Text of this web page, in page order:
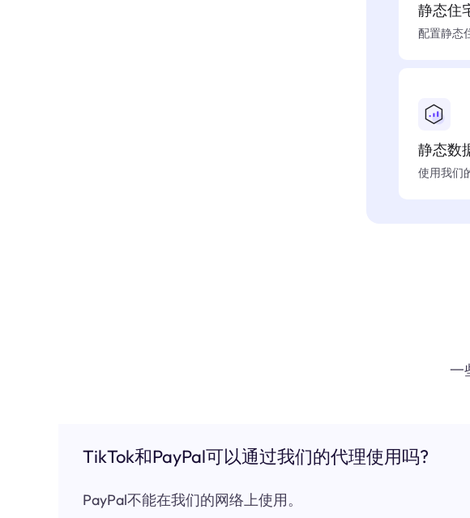
静态住
配置静态
静态数
使用我们
一
TikTok和PayPal可以通过我们的代理使用吗?
PayPal不能在我们的网络上使用。